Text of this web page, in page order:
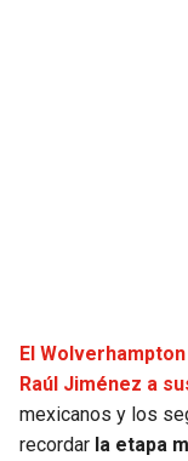
RAMS
49ERS
ROCKETS
GRIZZLIES
El
Raúl Jiménez a
mexicanos y los
recordar la etapa